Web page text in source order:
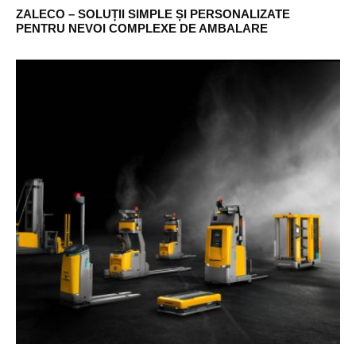
ZALECO – SOLUȚII SIMPLE ȘI PERSONALIZATE
PENTRU NEVOI COMPLEXE DE AMBALARE